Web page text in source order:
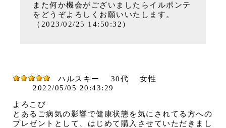
また何か機会がございましたらイルポンテ
をどうぞよろしくお願いいたします。
（2023/02/25 14:50:32）
ハルスキー 30代
女性
2022/05/05 20:43:29
よろこび
とあるご病気の影響で健康状態を気にされてる方への
プレゼントとして、はじめて購入させていただきまし